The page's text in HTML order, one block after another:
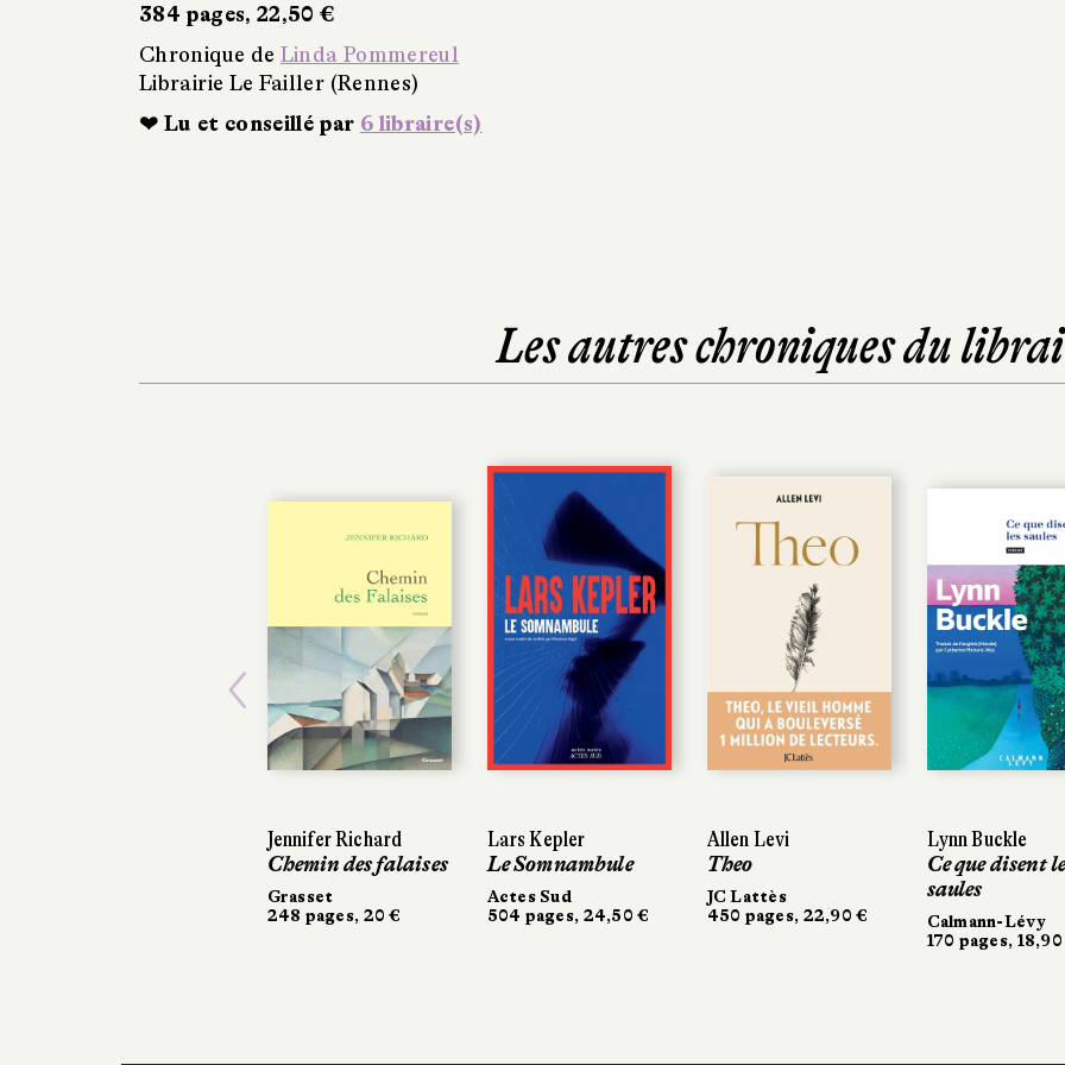
384 pages, 22,50 €
Chronique de Linda Pommereul
Librairie Le Failler (Rennes)
❤ Lu et conseillé par 6 libraire(s)
Les autres chroniques du
Jennifer Richard
Chemin des falaises
Grasset
248 pages, 20 €
Lars Kepler
Le Somnambule
Actes Sud
504 pages, 24,50 €
Allen Levi
JC Lattès
450 pages, 22,90 €
Lynn Buckle
Ce que disent les
Calmann-Lévy
170 pages, 18,90 €
Lars Kepler
Le Somnambule
Actes Sud
504 pages, 24,50 €
Allen Levi
JC Lattès
450 pages, 22,90 €
Lynn Buckle
Ce que disent les
Calmann-Lévy
170 pages, 18,90 €
Previous